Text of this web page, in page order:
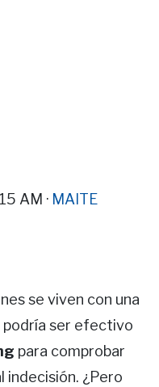
AM · MAITE
se viven con una
podría ser efectivo
para comprobar
indecisión. ¿Pero